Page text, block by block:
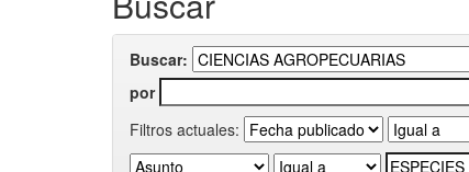
Buscar:
por
Filtros actuales: